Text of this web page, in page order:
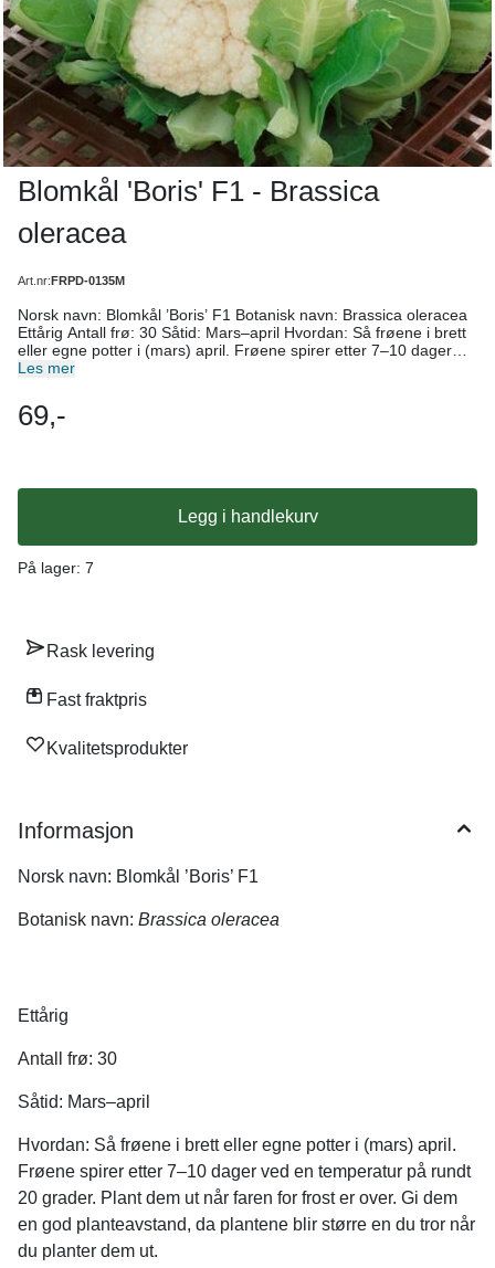
Blomkål 'Boris' F1 - Brassica
oleracea
Art.nr:FRPD-0135M
Norsk navn: Blomkål ’Boris’ F1 Botanisk navn: Brassica oleracea
Ettårig Antall frø: 30 Såtid: Mars–april Hvordan: Så frøene i brett
eller egne potter i (mars) april. Frøene spirer etter 7–10 dager
ved en temperatur på rundt 20 grader. Plant dem ut når faren for
større en du tror når du planter dem ut. Sådybde: 1–2 cm
Planteavstand: 50 cm Radavstand: 50 cm Høstetid: Juli – august
får avling over lenger tid. Sorten er sterk og vekstkraftig. Bruke
Les mer
69,-
Legg i handlekurv
På lager: 7
Rask levering
Fast fraktpris
Kvalitetsprodukter
Informasjon
Norsk navn: Blomkål ’Boris’ F1
Botanisk navn: Brassica oleracea
Ettårig
Antall frø: 30
Såtid: Mars–april
Hvordan: Så frøene i brett eller egne potter i (mars) april.
Frøene spirer etter 7–10 dager ved en temperatur på rundt
20 grader. Plant dem ut når faren for frost er over. Gi dem
en god planteavstand, da plantene blir større en du tror når
du planter dem ut.